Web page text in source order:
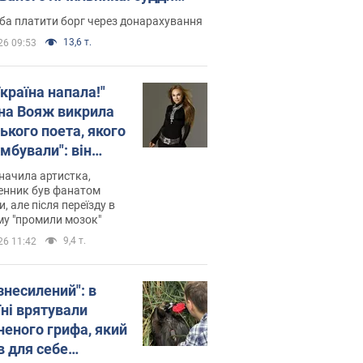
неочікуване рішення
платити борг через донарахування
09:53 13,6 т.
напала!"
Вояж викрила
поета, якого
він
російської не
тепер хоче
українців
артистка,
був фанатом
але після переїзду в
"промили мозок"
11:42 9,4 т.
в
врятували
грифа, який
для себе